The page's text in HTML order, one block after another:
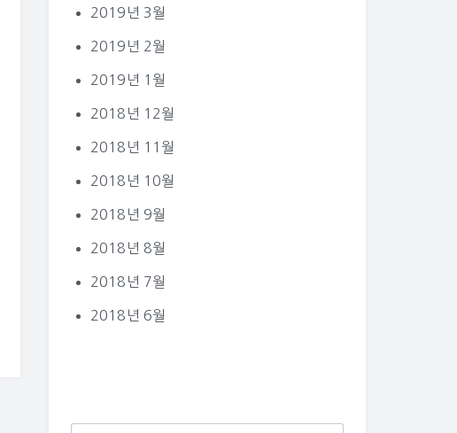
2019년 3월
2019년 2월
2019년 1월
2018년 12월
2018년 11월
2018년 10월
2018년 9월
2018년 8월
2018년 7월
2018년 6월